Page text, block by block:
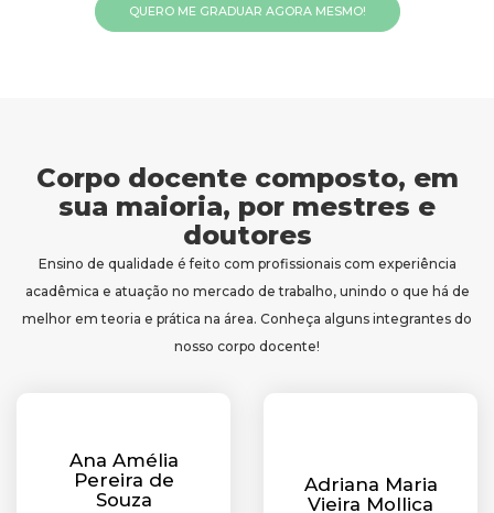
QUERO ME GRADUAR AGORA MESMO!
Corpo docente composto, em
sua maioria, por mestres e
doutores
Ensino de qualidade é feito com profissionais com experiência
acadêmica e atuação no mercado de trabalho, unindo o que há de
melhor em teoria e prática na área. Conheça alguns integrantes do
nosso corpo docente!
Ana Amélia
Pereira de
Souza
Adriana Maria
Vieira Mollica